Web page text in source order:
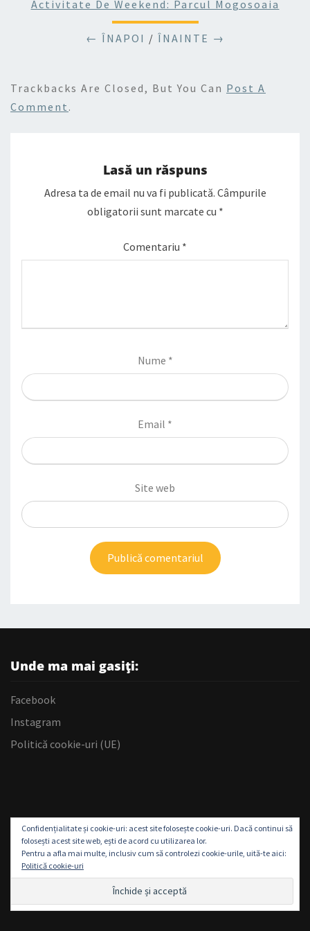
Activitate De Weekend: Parcul Mogosoaia
← ÎNAPOI / ÎNAINTE →
Trackbacks Are Closed, But You Can Post A
Comment .
Lasă un răspuns
Adresa ta de email nu va fi publicată. Câmpurile
obligatorii sunt marcate cu *
Comentariu *
Nume *
Email *
Site web
Unde ma mai gasiți:
Facebook
Instagram
Politică cookie-uri (UE)
Confidențialitate și cookie-uri: acest site folosește cookie-uri. Dacă continui să
folosești acest site web, ești de acord cu utilizarea lor.
Pentru a afla mai multe, inclusiv cum să controlezi cookie-urile, uită-te aici:
Politică cookie-uri